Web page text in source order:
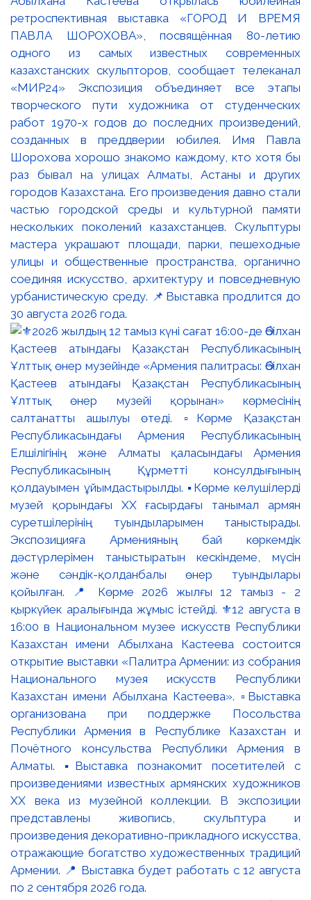
ретроспективная выставка «ГОРОД И ВРЕМЯ
ПАВЛА ШОРОХОВА», посвящённая 80-летию
одного из самых известных современных
казахстанских скульпторов, сообщает телеканал
«МИР24» Экспозиция объединяет все этапы
творческого пути художника от студенческих
работ 1970-х годов до последних произведений,
созданных в преддверии юбилея. Имя Павла
Шорохова хорошо знакомо каждому, кто хотя бы
раз бывал на улицах Алматы, Астаны и других
городов Казахстана. Его произведения давно стали
частью городской среды и культурной памяти
нескольких поколений казахстанцев. Скульптуры
мастера украшают площади, парки, пешеходные
улицы и общественные пространства, органично
соединяя искусство, архитектуру и повседневную
урбанистическую среду. 📌Выставка продлится до
30 августа 2026 года.